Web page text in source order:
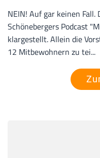
NEIN! Auf gar keinen
Schönebergers Podcast
klargestellt. Allein die
12 Mitbewohnern zu tei...